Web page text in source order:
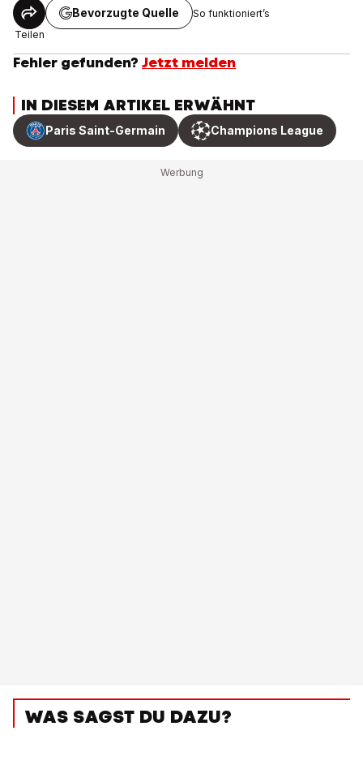
Teilen
Bevorzugte Quelle So funktioniert’s
Fehler gefunden? Jetzt melden
IN DIESEM ARTIKEL ERWÄHNT
Paris Saint-Germain Champions League
WAS SAGST DU DAZU?